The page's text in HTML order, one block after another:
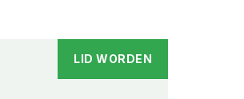
LID WORDEN